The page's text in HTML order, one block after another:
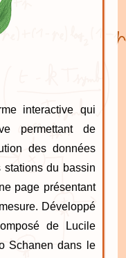
interactive qui
permettant de
des données
stations du bassin
page présentant
Développé
de Lucile
Schanen dans le